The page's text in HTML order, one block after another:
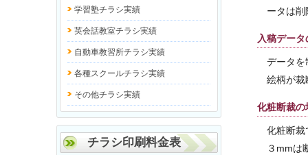
ータは
入稿デー
データを
絵柄が裁
化粧断裁
化粧断裁
３mmは
学習塾チラシ実績
英会話教室チラシ実績
自動車教習所チラシ実績
各種スクールチラシ実績
その他チラシ実績
チラシ印刷料金表